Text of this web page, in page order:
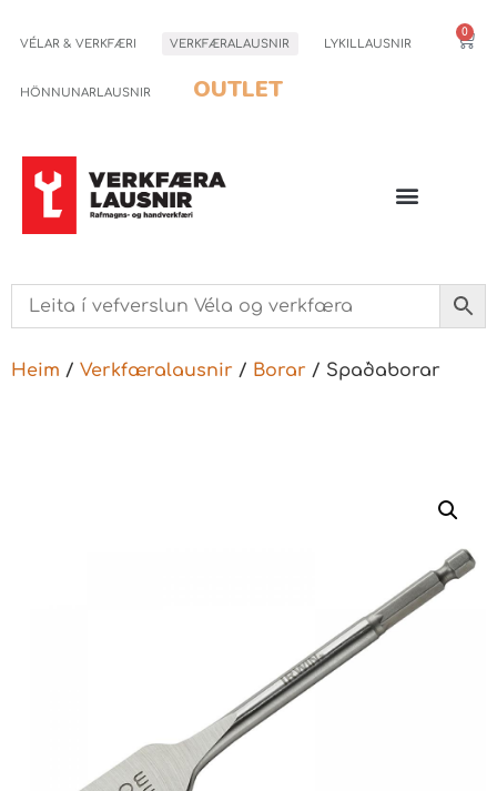
VÉLAR & VERKFÆRI VERKFÆRALAUSNIR LYKILLAUSNIR
HÖNNUNARLAUSNIR OUTLET
0
Heim / Verkfæralausnir / Borar / Spaðaborar